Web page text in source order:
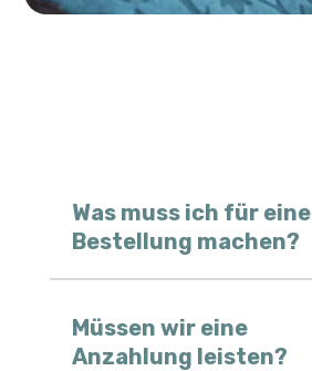
Was muss ich für eine
Bestellung machen?
Müssen wir eine
Anzahlung leisten?